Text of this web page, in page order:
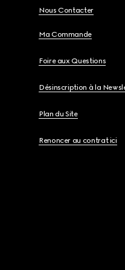
Nous Contacter
Ma Commande
Foire aux Questions
Désinscription à la
Plan du Site
Renoncer au contrat ici